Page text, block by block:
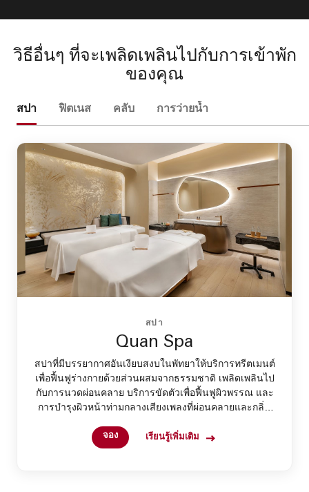
วิธีอื่นๆ ที่จะเพลิดเพลินไปกับการเข้าพัก
ของคุณ
สปา ฟิตเนส คลับ การว่ายน้ำ
สปา
Quan Spa
สปาที่มีบรรยากาศอันเงียบสงบในพัทยาให้บริการทรีตเมนต์
เพื่อฟื้นฟูร่างกายด้วยส่วนผสมจากธรรมชาติ เพลิดเพลินไป
กับการนวดผ่อนคลาย บริการขัดตัวเพื่อฟื้นฟูผิวพรรณ และ
การบำรุงผิวหน้าท่ามกลางเสียงเพลงที่ผ่อนคลายและกลิ่น
สดชื่นให้กับจิตใจ
จอง เรียนรู้เพิ่มเติม